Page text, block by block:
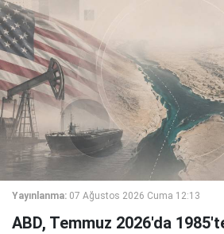
Yayınlanma: 07 Ağustos 2026 Cuma 12:13
ABD, Temmuz 2026'da